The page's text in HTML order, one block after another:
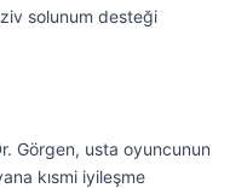
solunum desteği
Görgen, usta oyuncunun
kısmi iyileşme